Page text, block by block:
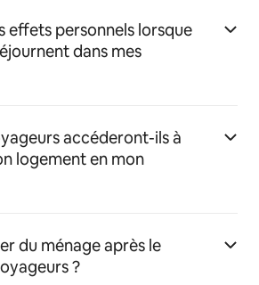
effets personnels lorsque
dans mes
accéderont-ils à
logement en mon
du ménage après le
?